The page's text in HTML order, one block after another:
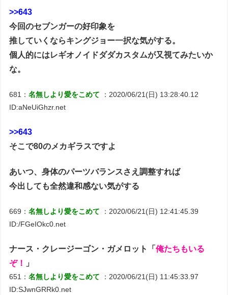
>>643
今回のセブンガーの好印象を
推していくならキングジョー一択な気がする。
個人的にはレギオノイドダダカスタムが又視てみたいか
な。
681：名無しより愛をこめて
：2020/06/21(日) 13:28:40.12
ID:aNeUiGhzr.net
>>643
そこで80のメカギラスですよ
あいつ、身体のパーツバランスさえ調整すれば
今出しても全然違和感ない気がする
669：名無しより愛をこめて
：2020/06/21(日) 12:41:45.39
ID:/FGeIOkc0.net
ナース・クレージーゴン・ガメロット「俺たちもいる
ぞ！
」
651：名無しより愛をこめて
：2020/06/21(日) 11:45:33.97
ID:SJwnGRRk0.net